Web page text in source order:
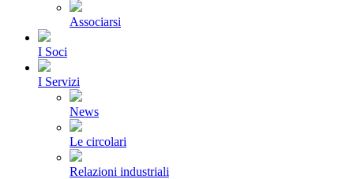
Associarsi
I Soci
I Servizi
News
Le circolari
Relazioni industriali